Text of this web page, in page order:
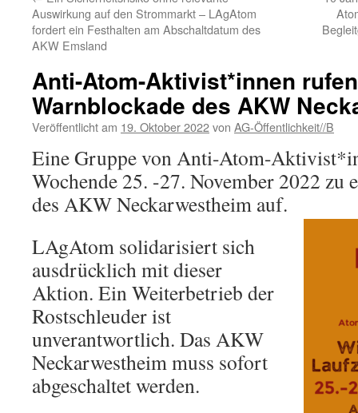
Auswirkung auf den Strommarkt – LAgAtom
fordert ein Festhalten am Abschaltdatum des
AKW Emsland
Anti-Atom-Aktivist*innen
Warnblockade des AKW
Veröffentlicht am 19. Oktober 2022von AG-Öffentlichkeit//B
Eine Gruppe von Anti-Atom-
Wochende 25. -27. November 2022 zu
des AKW Neckarwestheim auf.
LAgAtom solidarisiert sich
ausdrücklich mit dieser
Aktion. Ein Weiterbetrieb der
Rostschleuder ist
unverantwortlich. Das AKW
Neckarwestheim muss sofort
abgeschaltet werden.